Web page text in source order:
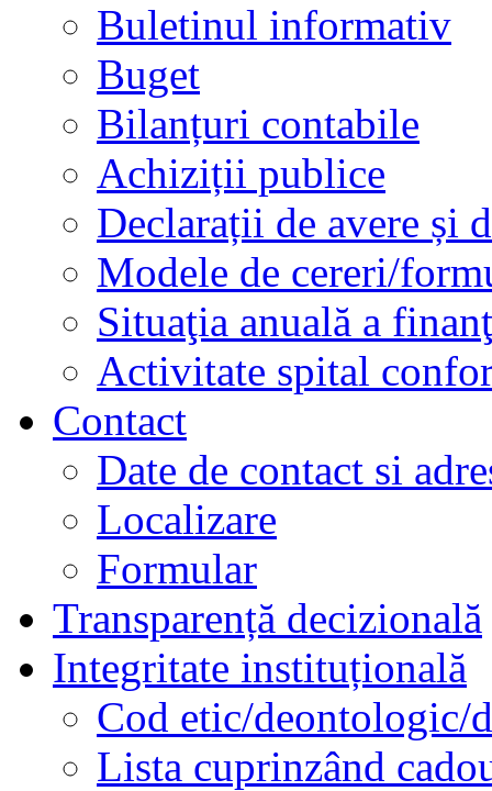
Buletinul informativ
Buget
Bilanțuri contabile
Achiziții publice
Declarații de avere și
Modele de cereri/
Situaţia anuală a
Activitate spital
Contact
Date de contact si
Localizare
Formular
Transparență decizională
Integritate instituțională
Cod etic/deontologic/
Lista cuprinzând